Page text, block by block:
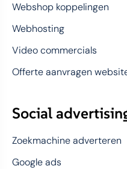
Webshop koppelingen
Webhosting
Video commercials
Offerte aanvragen
Social
Zoekmachine adverteren
Google ads